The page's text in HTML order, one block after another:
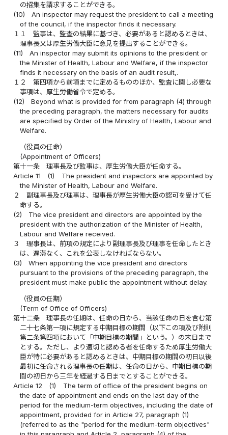
の招集を請求することができる。
(10)
An inspector may request the president to call a meeting
of the council, if the inspector finds it necessary.
１１
監事は、監査の結果に基づき、必要があると認めるときは、
理事長又は厚生労働大臣に意見を提出することができる。
(11)
An inspector may submit its opinions to the president or
the Minister of Health, Labour and Welfare, if the inspector
finds it necessary on the basis of an audit result,.
１２
第四項から前項までに定めるもののほか、監査に関し必要な
事項は、厚生労働省令で定める。
(12)
Beyond what is provided for from paragraph (4) through
the preceding paragraph, the matters necessary for audits
are specified by Order of the Ministry of Health, Labour and
Welfare.
（役員の任命）
(Appointment of Officers)
第十一条
理事長及び監事は、厚生労働大臣が任命する。
Article 11
(1)
The president and inspectors are appointed by
the Minister of Health, Labour and Welfare.
２
副理事長及び理事は、理事長が厚生労働大臣の認可を受けて任
命する。
(2)
The vice president and directors are appointed by the
president with the authorization of the Minister of Health,
Labour and Welfare received.
３
理事長は、前項の規定により副理事長及び理事を任命したとき
は、遅滞なく、これを公表しなければならない。
(3)
When appointing the vice president and directors
pursuant to the provisions of the preceding paragraph, the
president must make public the appointment without delay.
（役員の任期）
(Term of Office of Officers)
第十二条
理事長の任期は、任命の日から、当該任命の日を含む第
二十七条第一項に規定する中期目標の期間（以下この項及び附則
第二条第四項において「中期目標の期間」という。）の末日まで
とする。ただし、より適切と認める者を任命するため厚生労働大
臣が特に必要があると認めるときは、中期目標の期間の初日以後
最初に任命される理事長の任期は、任命の日から、中期目標の期
間の初日から三年を経過する日までとすることができる。
Article 12
(1)
The term of office of the president begins on
the date of appointment and ends on the last day of the
period for the medium-term objectives, including the date of
appointment, provided for in Article 27, paragraph (1)
(referred to as the "period for the medium-term objectives"